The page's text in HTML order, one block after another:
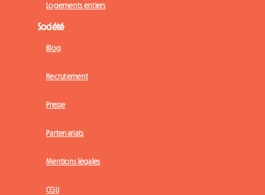
Logements entiers
Société
Blog
Recrutement
Presse
Partenariats
Mentions légales
CGU